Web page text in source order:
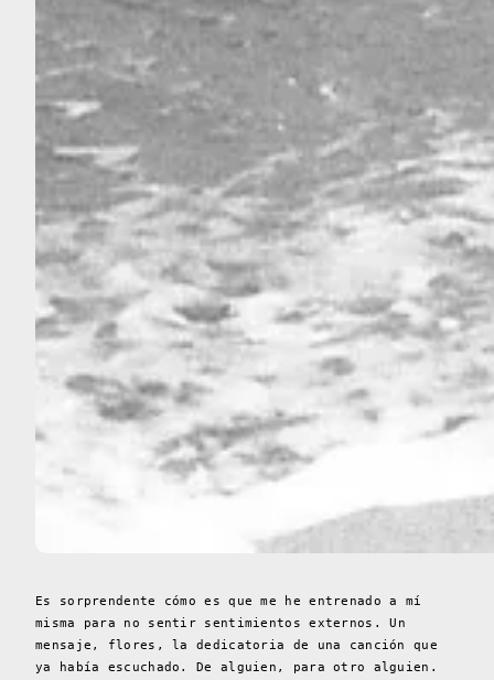
Es sorprendente cómo es que me he entrenado a mí
misma para no sentir sentimientos externos.Un
mensaje, flores, la dedicatoria de una canción que
ya había escuchado. De alguien, para otro alguien.